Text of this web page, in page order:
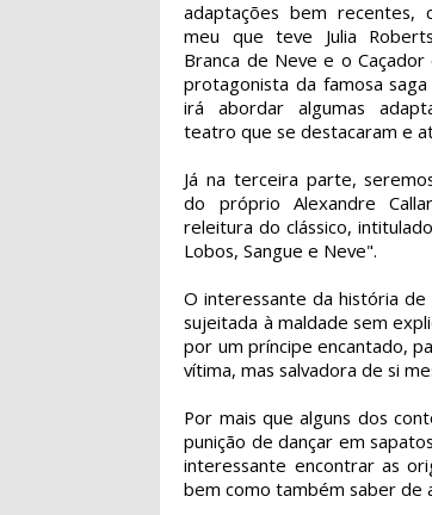
adaptações bem recentes,
meu que teve Julia
Branca de Neve e o
protagonista da famosa
irá abordar algumas
teatro que se destacaram e
Já na terceira parte,
do próprio Alexandre
releitura do clássico,
Lobos, Sangue e Neve".
O interessante da história de
sujeitada à maldade sem
por um príncipe encantado,
vítima, mas salvadora de si
Por mais que alguns dos
punição de dançar em
interessante encontrar as
bem como também saber de